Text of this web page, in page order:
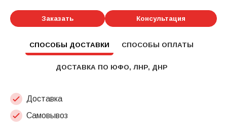
Заказать Консультация
СПОСОБЫ ДОСТАВКИ СПОСОБЫ ОПЛАТЫ
ДОСТАВКА ПО ЮФО, ЛНР, ДНР
Доставка
Самовывоз